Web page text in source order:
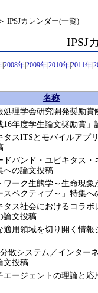
＞ IPSJカレンダー(一覧)
IPSJ
2008年2009年2010年2011年
名称
処理学会研究開発奨励賞
16年度学生論文奨励賞」
タスITSとモバイルアプ
ドバンド・ユビキタス・
への論文投稿
ワーク生態学～生命現象
スペクティブ～」特集へ
タス社会におけるコラボ
論文投稿
適用領域を切り開く情報
散システム／インター
文投稿
エージェントの理論と応